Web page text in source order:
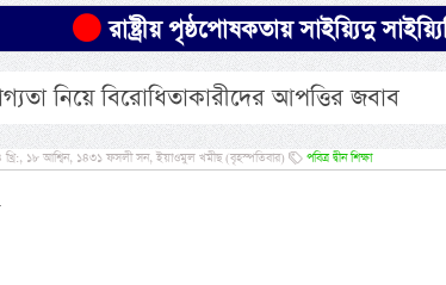
রাষ্ট্রীয় পৃষ্ঠপোষকতায় সাইয়্যিদু
নিয়ে বিরোধিতাকারীদের আপত্তির জবাব
১৮ আশ্বিন, ১৪৩১ ফসলী সন, ইয়াওমুল খমীছ (বৃহস্পতিবার) পবিত্র দ্বীন শিক্ষা